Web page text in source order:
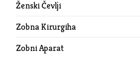
Ženski Čevlji
Zobna Kirurgiha
Zobni Aparat